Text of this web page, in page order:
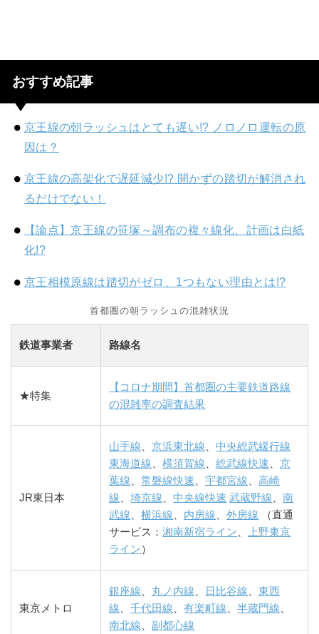
おすすめ記事
京王線の朝ラッシュはとても遅い!? ノロノロ運転の原
因は？
京王線の高架化で遅延減少!? 開かずの踏切が解消され
るだけでない！
【論点】京王線の笹塚～調布の複々線化、計画は白紙
化!?
京王相模原線は踏切がゼロ、1つもない理由とは!?
首都圏の朝ラッシュの混雑状況
鉄道事業者 路線名
★特集
【コロナ期間】首都圏の主要鉄道路線
の混雑率の調査結果
JR東日本
山手線、京浜東北線、中央総武緩行線
東海道線、横須賀線、総武線快速、京
葉線、常磐線快速、宇都宮線、高崎
線、埼京線、中央線快速 武蔵野線、南
武線、横浜線、 内房線、外房線 （直通
サービス：湘南新宿ライン、上野東京
ライン）
東京メトロ
銀座線、 丸ノ内線、 日比谷線、東西
線、千代田線、有楽町線、半蔵門線、
南北線、副都心線